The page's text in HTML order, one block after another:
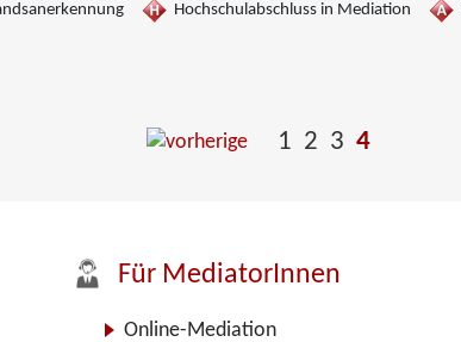
Hochschulabschluss in Mediation
1 2 3 4
Für MediatorInnen
Online-Mediation